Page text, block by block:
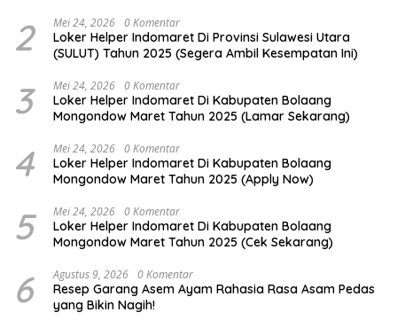
2 Mei 24, 2026 0 Komentar
Loker Helper Indomaret Di Provinsi Sulawesi Utara
(SULUT) Tahun 2025 (Segera Ambil Kesempatan Ini)
3 Mei 24, 2026 0 Komentar
Loker Helper Indomaret Di Kabupaten Bolaang
Mongondow Maret Tahun 2025 (Lamar Sekarang)
4 Mei 24, 2026 0 Komentar
Loker Helper Indomaret Di Kabupaten Bolaang
Mongondow Maret Tahun 2025 (Apply Now)
5 Mei 24, 2026 0 Komentar
Loker Helper Indomaret Di Kabupaten Bolaang
Mongondow Maret Tahun 2025 (Cek Sekarang)
6 Agustus 9, 2026 0 Komentar
Resep Garang Asem Ayam Rahasia Rasa Asam Pedas
yang Bikin Nagih!